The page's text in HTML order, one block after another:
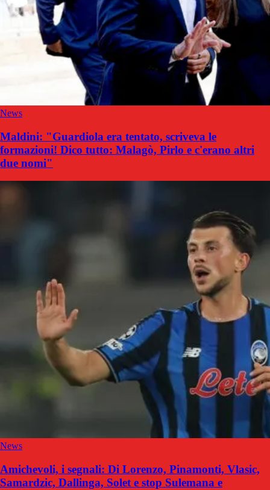
News
Maldini: "Guardiola era tentato, scriveva le
formazioni! Dico tutto: Malagò, Pirlo e c'erano altri
due nomi"
News
Amichevoli, i segnali: Di Lorenzo, Pinamonti, Vlasic,
Samardzic, Dallinga, Solet e stop Sulemana e